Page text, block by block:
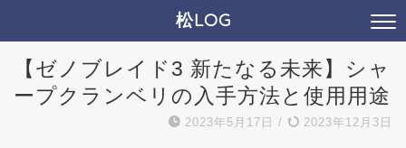
松LOG
【ゼノブレイド3 新たなる未来】シャ
ープクランベリの入手方法と使用用途
2023年5月17日 / 2023年12月3日